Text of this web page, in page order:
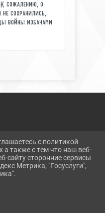
сожалению, о
сохранились,
войны избачами
ДАННЫХ
с политикой
также с тем что наш веб-
сайту сторонние сервисы
Метрика, "Госуслуги",